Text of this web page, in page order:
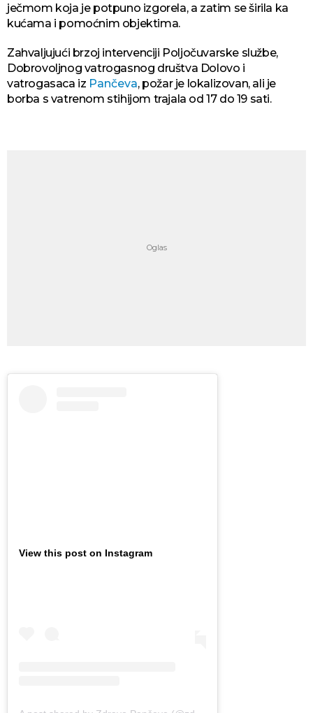
ječmom koja je potpuno izgorela, a zatim se širila ka
kućama i pomoćnim objektima.
Zahvaljujući brzoj intervenciji Poljočuvarske službe,
Dobrovoljnog vatrogasnog društva Dolovo i
vatrogasaca iz Pančeva, požar je lokalizovan, ali je
borba s vatrenom stihijom trajala od 17 do 19 sati.
View this post on Instagram